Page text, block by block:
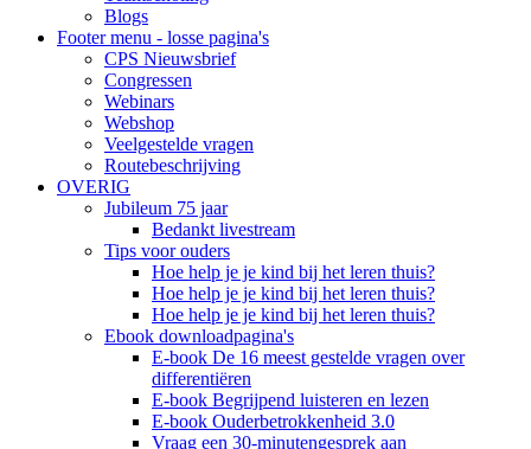
Blogs
Footer menu - losse pagina's
CPS Nieuwsbrief
Congressen
Webinars
Webshop
Veelgestelde vragen
Routebeschrijving
OVERIG
Jubileum 75 jaar
Bedankt livestream
Tips voor ouders
Hoe help je je kind bij het leren thuis?
Hoe help je je kind bij het leren thuis?
Hoe help je je kind bij het leren thuis?
Ebook downloadpagina's
E-book De 16 meest gestelde vragen over
differentiëren
E-book Begrijpend luisteren en lezen
E-book Ouderbetrokkenheid 3.0
Vraag een 30-minutengesprek aan